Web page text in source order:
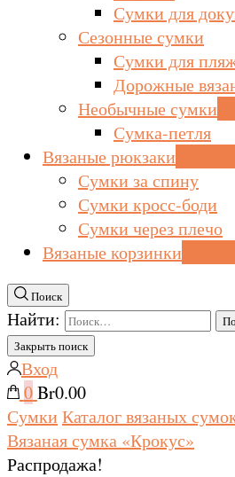
Сумки для
Сезонные сумки
Сумки для
Дорожные
Необычные сумки
Сумка-петля
Вязаные рюкзаки
Сумки за спину
Сумки кросс-боди
Сумки через плечо
Вязаные корзинки
Поиск
Найти:
Закрыть поиск
Вход
0Br0.00
Сумки Каталог вязаных
Вязаная сумка «Крокус»
Распродажа!